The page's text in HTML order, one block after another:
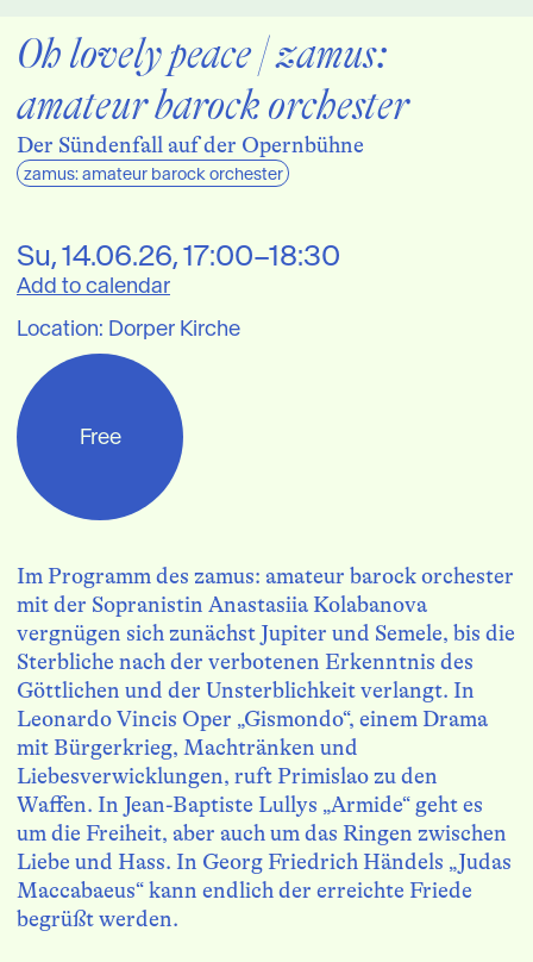
Oh lovely peace | zamus:
amateur barock orchester
Der Sündenfall auf der Opernbühne
zamus: amateur barock orchester
Su, 14.06.26,17:00–18:30
Add to calendar
Location: Dorper Kirche
Free
Im Programm des zamus: amateur barock orchester
mit der Sopranistin Anastasiia Kolabanova
vergnügen sich zunächst Jupiter und Semele, bis die
Sterbliche nach der verbotenen Erkenntnis des
Göttlichen und der Unsterblichkeit verlangt. In
Leonardo Vincis Oper „Gismondo“, einem Drama
mit Bürgerkrieg, Machtränken und
Liebesverwicklungen, ruft Primislao zu den
Waffen. In Jean-Baptiste Lullys „Armide“ geht es
um die Freiheit, aber auch um das Ringen zwischen
Liebe und Hass. In Georg Friedrich Händels „Judas
Maccabaeus“ kann endlich der erreichte Frie­de
begrüßt werden.